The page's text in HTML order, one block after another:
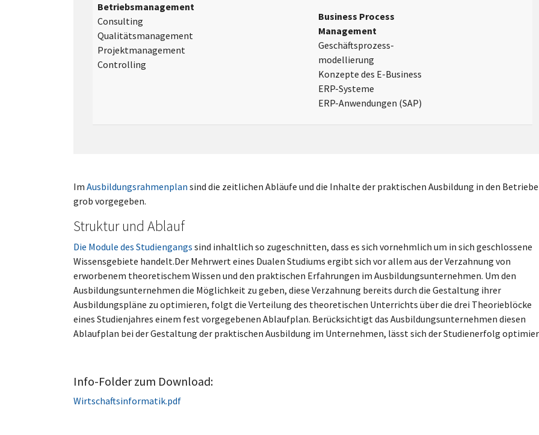
Betriebsmanagement
Consulting
Qualitätsmanagement
Projektmanagement
Controlling
Business Process
Management
Geschäftsprozess-
modellierung
Konzepte des E-Business
ERP-Systeme
ERP-Anwendungen (SAP)
Im Ausbildungsrahmenplan sind die zeitlichen Abläufe und die Inhalte der praktischen Ausbildung in den
grob vorgegeben.
Struktur und Ablauf
Die Module des Studiengangs sind inhaltlich so zugeschnitten, dass es sich vornehmlich um in sich geschlossene
Wissensgebiete handelt.Der Mehrwert eines Dualen Studiums ergibt sich vor allem aus der Verzahnung von
erworbenem theoretischem Wissen und den praktischen Erfahrungen im Ausbildungsunternehmen. Um den
Ausbildungsunternehmen die Möglichkeit zu geben, diese Verzahnung bereits durch die Gestaltung ihrer
Ausbildungspläne zu optimieren, folgt die Verteilung des theoretischen Unterrichts über die drei Theorieblöcke
eines Studienjahres einem fest vorgegebenen Ablaufplan. Berücksichtigt das Ausbildungsunternehmen diesen
Ablaufplan bei der Gestaltung der praktischen Ausbildung im Unternehmen, lässt sich der Studienerfolg
Info-Folder zum Download:
Wirtschaftsinformatik.pdf